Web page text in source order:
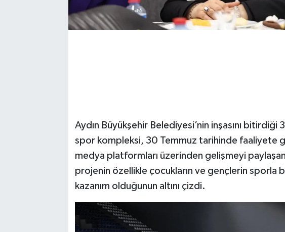
Aydın Büyükşehir Belediyesi’nin inşasını bitirdiği
spor kompleksi, 30 Temmuz tarihinde faaliyete
medya platformları üzerinden gelişmeyi
projenin özellikle çocukların ve gençlerin sporla
kazanım olduğunun altını çizdi.